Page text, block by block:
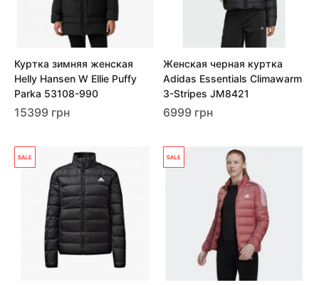
Куртка зимняя женская
Helly Hansen W Ellie Puffy
Parka 53108-990
15399 грн
Женская черная куртка
Adidas Essentials Climawarm
3-Stripes JM8421
6999 грн